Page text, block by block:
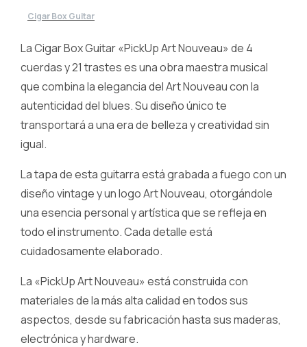
Cigar Box Guitar
La Cigar Box Guitar «PickUp Art Nouveau» de 4
cuerdas y 21 trastes es una obra maestra musical
que combina la elegancia del Art Nouveau con la
autenticidad del blues. Su diseño único te
transportará a una era de belleza y creatividad sin
igual.
La tapa de esta guitarra está grabada a fuego con un
diseño vintage y un logo Art Nouveau, otorgándole
una esencia personal y artística que se refleja en
todo el instrumento. Cada detalle está
cuidadosamente elaborado.
La «PickUp Art Nouveau» está construida con
materiales de la más alta calidad en todos sus
aspectos, desde su fabricación hasta sus maderas,
electrónica y hardware.